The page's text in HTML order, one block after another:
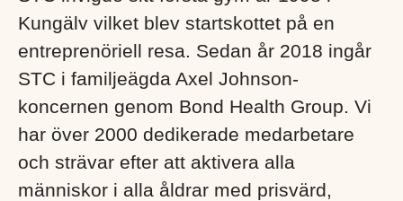
Kungälv vilket blev startskottet på en
entreprenöriell resa. Sedan år 2018 ingår
STC i familjeägda Axel Johnson-
koncernen genom Bond Health Group. Vi
har över 2000 dedikerade medarbetare
och strävar efter att aktivera alla
människor i alla åldrar med prisvärd,